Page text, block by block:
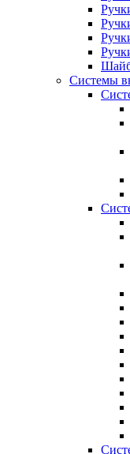
Системы